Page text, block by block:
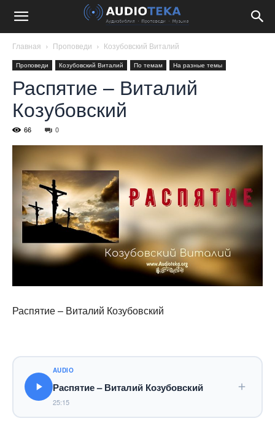
Главная Проповеди Козубовский Виталий
Проповеди Козубовский Виталий По темам На разные темы
Распятие – Виталий
Козубовский
66 0
Распятие – Виталий Козубовский
AUDIO
Распятие – Виталий Козубовский
25:15